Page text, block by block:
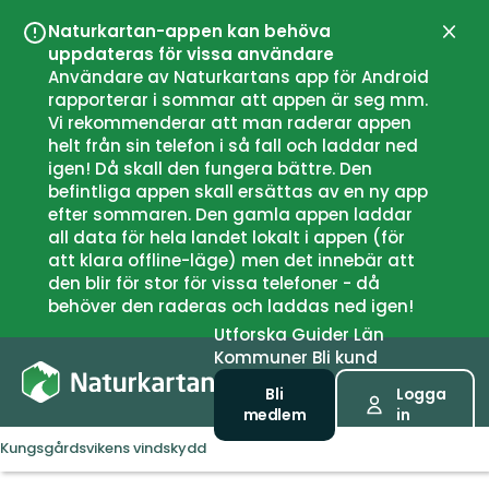
Naturkartan-appen kan behöva
uppdateras för vissa användare
Användare av Naturkartans app för Android
rapporterar i sommar att appen är seg mm.
Vi rekommenderar att man raderar appen
helt från sin telefon i så fall och laddar ned
igen! Då skall den fungera bättre. Den
befintliga appen skall ersättas av en ny app
efter sommaren. Den gamla appen laddar
all data för hela landet lokalt i appen (för
att klara offline-läge) men det innebär att
den blir för stor för vissa telefoner - då
behöver den raderas och laddas ned igen!
UtforskaGuiderLän
Kommuner Bli kund
Bli
medlem
Logga
in
Kungsgårdsvikens vindskydd